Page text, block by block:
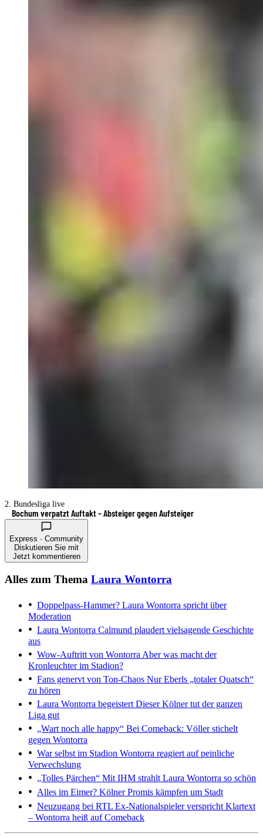
2. Bundesliga live
Bochum verpatzt Auftakt – Absteiger gegen Aufsteiger
Express · Community
Diskutieren Sie mit
Jetzt kommentieren
Alles zum Thema Laura Wontorra
Doppelpass-Hammer? Laura Wontorra spricht über
Moderation
Laura Wontorra Calmund plaudert vielsagende Geschichte
aus
Wow-Auftritt von Wontorra Aber was macht der
Kronleuchter im Stadion?
Fans genervt von Ton-Chaos Nur Eberls „totaler Quatsch“
zu hören
Laura Wontorra begeistert Dieser Kölner tut der ganzen
Liga gut
„Wart noch alle happy“ Bei Comeback: Völler stichelt
gegen Wontorra
War selbst im Stadion Wontorra reagiert auf peinliche
Verwechslung
„Tolles Pärchen“ Mit IHM strahlt Laura Wontorra so schön
Alles im Eimer? Kölner Promis kämpfen um Stadt
Neuzugang bei RTL Ex-Nationalspieler verspricht Klartext
– Wontorra heiß auf Comeback